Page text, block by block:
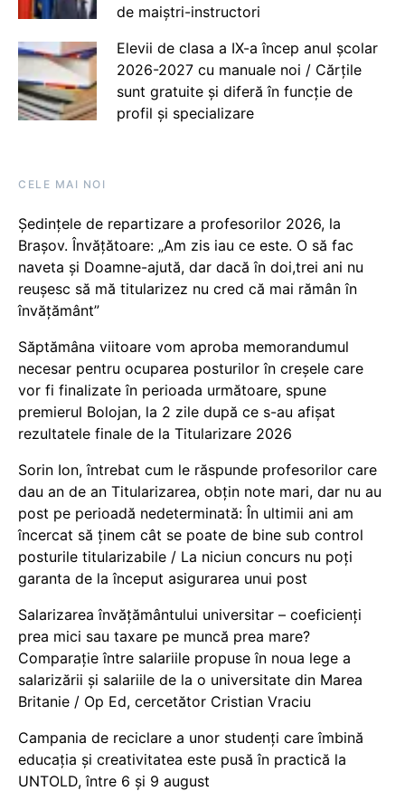
de maiștri-instructori
Elevii de clasa a IX-a încep anul școlar
2026-2027 cu manuale noi / Cărțile
sunt gratuite și diferă în funcție de
profil și specializare
CELE MAI NOI
Ședințele de repartizare a profesorilor 2026, la
Brașov. Învățătoare: „Am zis iau ce este. O să fac
naveta și Doamne-ajută, dar dacă în doi,trei ani nu
reușesc să mă titularizez nu cred că mai rămân în
învățământ”
Săptămâna viitoare vom aproba memorandumul
necesar pentru ocuparea posturilor în creșele care
vor fi finalizate în perioada următoare, spune
premierul Bolojan, la 2 zile după ce s-au afișat
rezultatele finale de la Titularizare 2026
Sorin Ion, întrebat cum le răspunde profesorilor care
dau an de an Titularizarea, obțin note mari, dar nu au
post pe perioadă nedeterminată: În ultimii ani am
încercat să ținem cât se poate de bine sub control
posturile titularizabile / La niciun concurs nu poți
garanta de la început asigurarea unui post
Salarizarea învățământului universitar – coeficienți
prea mici sau taxare pe muncă prea mare?
Comparație între salariile propuse în noua lege a
salarizării și salariile de la o universitate din Marea
Britanie / Op Ed, cercetător Cristian Vraciu
Campania de reciclare a unor studenți care îmbină
educația și creativitatea este pusă în practică la
UNTOLD, între 6 și 9 august